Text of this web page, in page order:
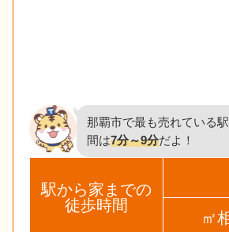
那覇市で最も売れている
間は7分～9分だよ！
駅から家までの
徒歩時間
㎡